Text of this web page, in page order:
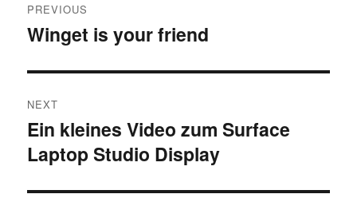
navigation
PREVIOUS
Previous
Winget is your friend
NEXT
Next
post:
Ein kleines Video zum Surface
Laptop Studio Display